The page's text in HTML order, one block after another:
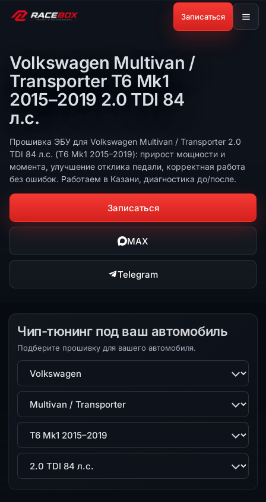
Записаться
Volkswagen Multivan /
Transporter T6 Mk1
2015–2019 2.0 TDI 84
л.с.
Прошивка ЭБУ для Volkswagen Multivan / Transporter 2.0
TDI 84 л.с. (T6 Mk1 2015–2019): прирост мощности и
момента, улучшение отклика педали, корректная работа
без ошибок. Работаем в Казани, диагностика до/после.
Записаться
MAX
Telegram
Чип-тюнинг под ваш автомобиль
Подберите прошивку для вашего автомобиля.
Марка
Модель
Поколение
Двигатель